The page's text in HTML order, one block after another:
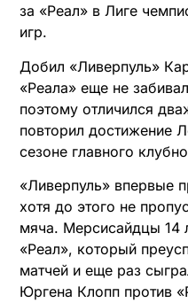
за «Реал» в Лиге
игр.
Добил «Ливерпуль»
«Реала» еще не
поэтому отличился
повторил достижение
сезоне главного
«Ливерпуль» впервые
хотя до этого не
мяча. Мерсисайдцы 14
«Реал», который
матчей и еще раз
Юргена Клопп против